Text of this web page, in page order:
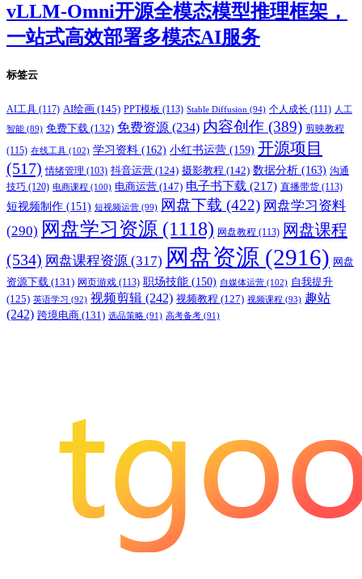
vLLM-Omni开源全模态模型推理框架，
一站式高效部署多模态AI服务
标签云
AI工具 (117) AI绘画 (145) PPT模板 (113) Stable Diffusion (94) 个人成长 (111) 人工
智能 (89) 免费下载 (132) 免费资源 (234) 内容创作 (389) 剪映教程
(115) 在线工具 (102) 学习资料 (162) 小红书运营 (159) 开源项目
(517) 情绪管理 (103) 抖音运营 (124) 摄影教程 (142) 数据分析 (163) 沟通
技巧 (120) 电商课程 (100) 电商运营 (147) 电子书下载 (217) 直播带货 (113)
短视频制作 (151) 短视频运营 (99) 网盘下载 (422) 网盘学习资料
(290) 网盘学习资源 (1118) 网盘教程 (113) 网盘课程
(534) 网盘课程资源 (317) 网盘资源 (2916) 网盘
资源下载 (131) 网页游戏 (113) 职场技能 (150) 自媒体运营 (102) 自我提升
(125) 英语学习 (92) 视频剪辑 (242) 视频教程 (127) 视频课程 (93) 趣站
(242) 跨境电商 (131) 选品策略 (91) 高考备考 (91)